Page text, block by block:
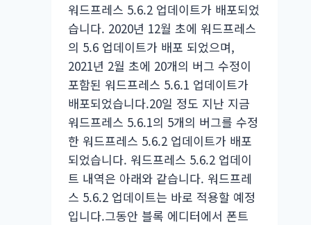
워드프레스 5.6.2 업데이트가 배포되었
습니다. 2020년 12월 초에 워드프레스
의 5.6 업데이트가 배포 되었으며,
2021년 2월 초에 20개의 버그 수정이
포함된 워드프레스 5.6.1 업데이트가
배포되었습니다.20일 정도 지난 지금
워드프레스 5.6.1의 5개의 버그를 수정
한 워드프레스 5.6.2 업데이트가 배포
되었습니다. 워드프레스 5.6.2 업데이
트 내역은 아래와 같습니다. 워드프레
스 5.6.2 업데이트는 바로 적용할 예정
입니다.그동안 블록 에디터에서 폰트